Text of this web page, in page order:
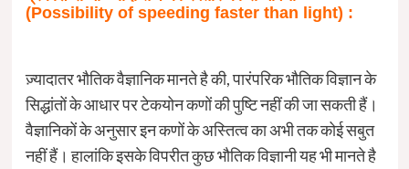
(Possibility of speeding faster than light) :
ज़्यादातर भौतिक वैज्ञानिक मानते है की, पारंपरिक भौतिक विज्ञान के
सिद्धांतों के आधार पर टेकयोन कणों की पुष्टि नहीं की जा सकती हैं।
वैज्ञानिकों के अनुसार इन कणों के अस्तित्व का अभी तक कोई सबुत
नहीं हैं। हालांकि इसके विपरीत कुछ भौतिक विज्ञानी यह भी मानते है